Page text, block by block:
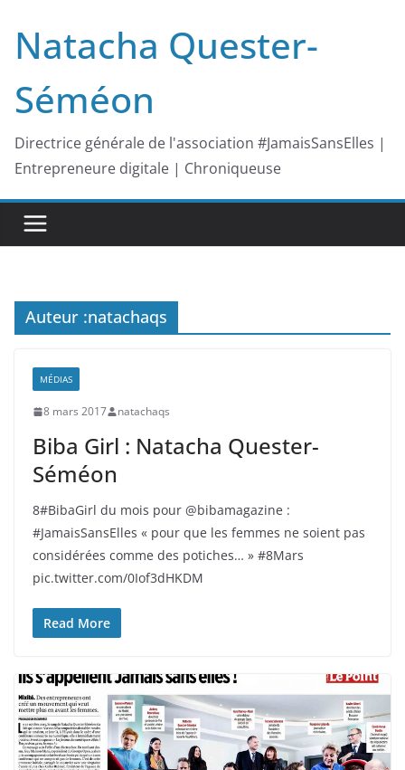
contenu
Natacha Quester-
Séméon
Directrice générale de l'association #JamaisSansElles |
Entrepreneure digitale | Chroniqueuse
Auteur :natachaqs
MÉDIAS
8 mars 2017 natachaqs
Biba Girl : Natacha Quester-
Séméon
8#BibaGirl du mois pour @bibamagazine :
#JamaisSansElles « pour que les femmes ne soient pas
considérées comme des potiches… » #8Mars
pic.twitter.com/0Iof3dHKDM
Read More